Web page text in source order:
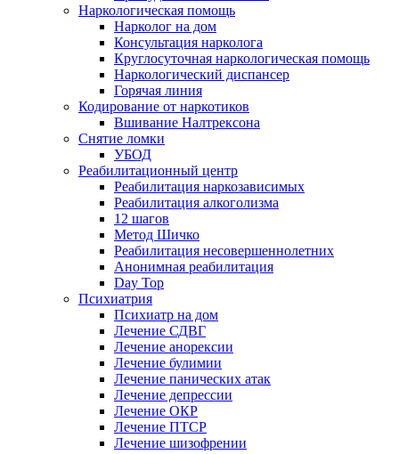
Наркологическая помощь
Нарколог на дом
Консультация нарколога
Круглосуточная наркологическая помощь
Наркологический диспансер
Горячая линия
Кодирование от наркотиков
Вшивание Налтрексона
Снятие ломки
УБОД
Реабилитационный центр
Реабилитация наркозависимых
Реабилитация алкоголизма
12 шагов
Метод Шичко
Реабилитация несовершеннолетних
Анонимная реабилитация
Day Top
Психиатрия
Психиатр на дом
Лечение СДВГ
Лечение анорексии
Лечение булимии
Лечение панических атак
Лечение депрессии
Лечение ОКР
Лечение ПТСР
Лечение шизофрении